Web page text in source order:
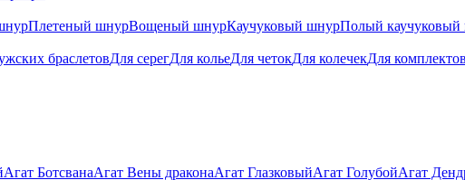
Плетеный шнурВощеный шнурКаучуковый шнурПолый
браслетовДля серегДля кольеДля четокДля колечекДля
Агат БотсванаАгат Вены драконаАгат ГлазковыйАгат ГолубойАгат